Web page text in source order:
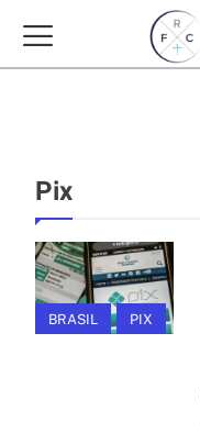
Pix
BRASIL PIX